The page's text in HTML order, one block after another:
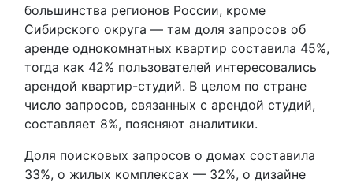
большинства регионов России, кроме
Сибирского округа — там доля запросов об
аренде однокомнатных квартир составила 45%,
тогда как 42% пользователей интересовались
арендой квартир-студий. В целом по стране
число запросов, связанных с арендой студий,
составляет 8%, поясняют аналитики.
Доля поисковых запросов о домах составила
33%, о жилых комплексах — 32%, о дизайне